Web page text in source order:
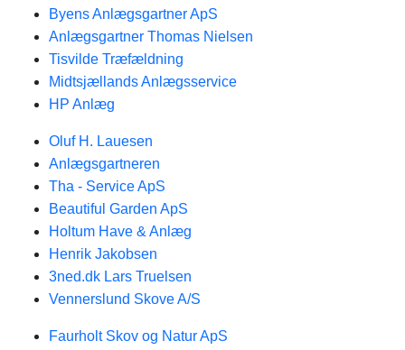
Byens Anlægsgartner ApS
Anlægsgartner Thomas Nielsen
Tisvilde Træfældning
Midtsjællands Anlægsservice
HP Anlæg
Oluf H. Lauesen
Anlægsgartneren
Tha - Service ApS
Beautiful Garden ApS
Holtum Have & Anlæg
Henrik Jakobsen
3ned.dk Lars Truelsen
Vennerslund Skove A/S
Faurholt Skov og Natur ApS